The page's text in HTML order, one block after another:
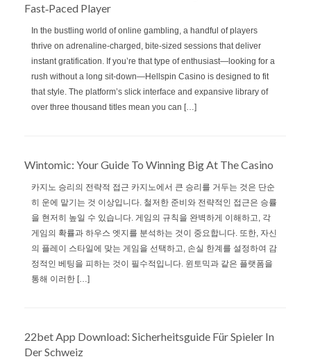
Fast‑Paced Player
In the bustling world of online gambling, a handful of players
thrive on adrenaline‑charged, bite‑sized sessions that deliver
instant gratification. If you’re that type of enthusiast—looking for a
rush without a long sit‑down—Hellspin Casino is designed to fit
that style. The platform’s slick interface and expansive library of
over three thousand titles mean you can […]
Wintomic: Your Guide To Winning Big At The Casino
카지노 승리의 전략적 접근 카지노에서 큰 승리를 거두는 것은 단순
히 운에 맡기는 것 이상입니다. 철저한 준비와 전략적인 접근은 승률
을 현저히 높일 수 있습니다. 게임의 규칙을 완벽하게 이해하고, 각
게임의 확률과 하우스 엣지를 분석하는 것이 중요합니다. 또한, 자신
의 플레이 스타일에 맞는 게임을 선택하고, 손실 한계를 설정하여 감
정적인 베팅을 피하는 것이 필수적입니다. 윈토믹과 같은 플랫폼을
통해 이러한 […]
22bet App Download: Sicherheitsguide Für Spieler In
Der Schweiz